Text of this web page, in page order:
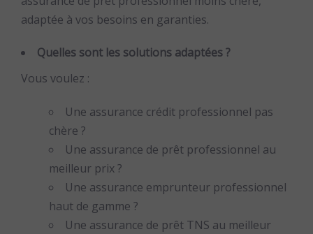
adaptée à vos besoins en garanties.
Quelles sont les solutions adaptées ?
Vous voulez :
Une assurance crédit professionnel pas
chère ?
Une assurance de prêt professionnel au
meilleur prix ?
Une assurance emprunteur professionnel
haut de gamme ?
Une assurance de prêt TNS au meilleur